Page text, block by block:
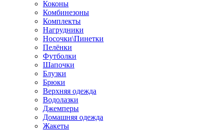
Коконы
Комбинезоны
Комплекты
Нагрудники
Носочки\Пинетки
Пелёнки
Футболки
Шапочки
Блузки
Брюки
Верхняя одежда
Водолазки
Джемперы
Домашняя одежда
Жакеты